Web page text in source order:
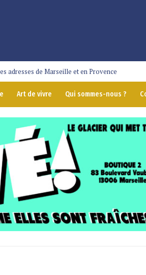
adresses de Marseille et en Provence
Art de vivre Qui sommes-nous ?